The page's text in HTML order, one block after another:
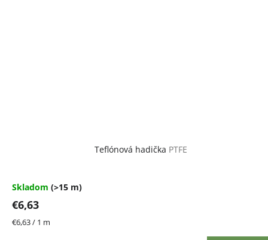
Teflónová hadička PTFE
Skladom (>15 m)
€6,63
Jednotková
€6,63 / 1 m